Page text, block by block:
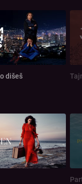
dišeš